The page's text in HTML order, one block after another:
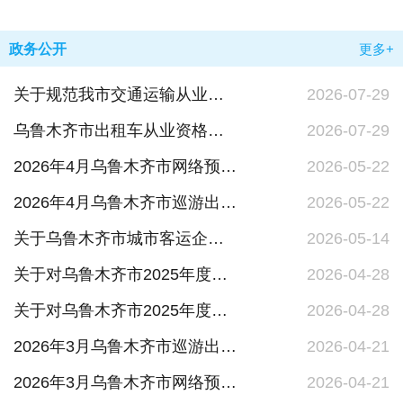
政务公开 更多+
关于规范我市交通运输从业资格考试、道路运输及城市客运企业“两类人员”考试秩序的通知
2026-07-29
乌鲁木齐市出租车从业资格区域科目考试题库
2026-07-29
2026年4月乌鲁木齐市网络预约出租汽车经营者交通违法行为情况表
2026-05-22
2026年4月乌鲁木齐市巡游出租汽车企业交通违法行为情况表
2026-05-22
关于乌鲁木齐市城市客运企业主要负责人和安全生产管理人员考核合格情况的公示
2026-05-14
关于对乌鲁木齐市2025年度网络预约出租汽车经营者服务质量信誉考核结果的通报
2026-04-28
关于对乌鲁木齐市2025年度巡游出租汽车企业服务质量信誉考核结果的通报
2026-04-28
2026年3月乌鲁木齐市巡游出租汽车企业交通违法行为情况表
2026-04-21
2026年3月乌鲁木齐市网络预约出租汽车经营者交通违法行为情况表
2026-04-21